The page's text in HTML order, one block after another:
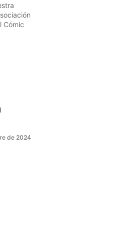
Cómic
de 2024